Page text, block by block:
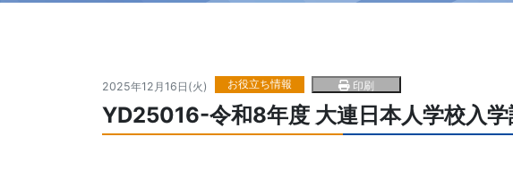
2025年12月16日(火) お役立ち情報 印刷
YD25016-令和8年度 大連日本人学校入